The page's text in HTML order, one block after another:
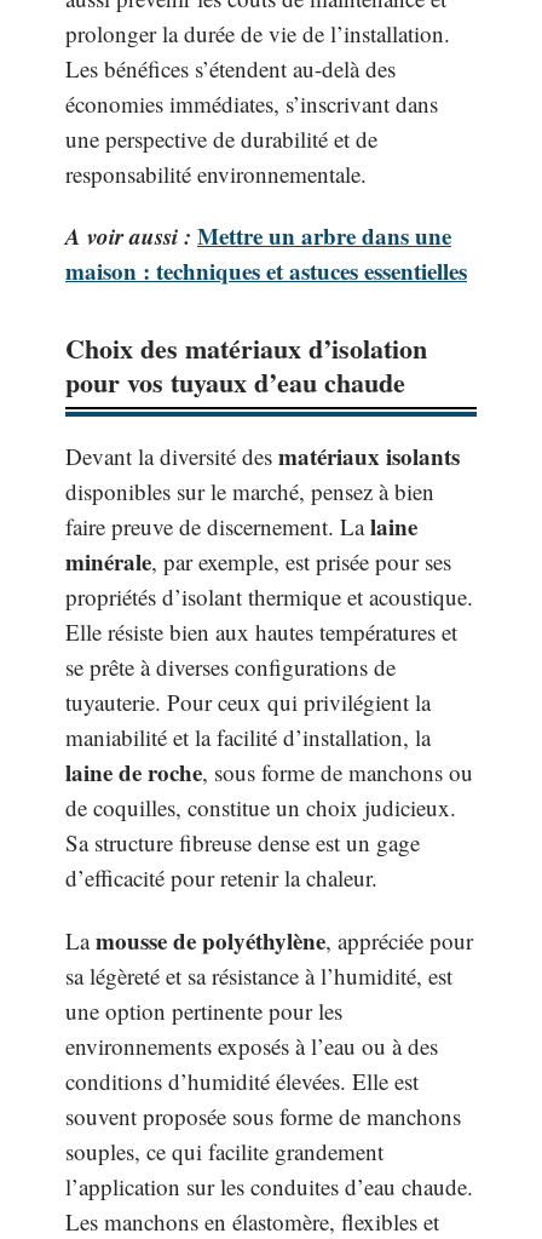
prolonger la durée de vie de l’installation.
Les bénéfices s’étendent au-delà des
économies immédiates, s’inscrivant dans
une perspective de durabilité et de
responsabilité environnementale.
A voir aussi : Mettre un arbre dans une
maison : techniques et astuces essentielles
Choix des matériaux d’isolation
pour vos tuyaux d’eau chaude
Devant la diversité des matériaux isolants
disponibles sur le marché, pensez à bien
faire preuve de discernement. Lalaine
minérale, par exemple, est prisée pour ses
propriétés d’isolant thermique et acoustique.
Elle résiste bien aux hautes températures et
se prête à diverses configurations de
tuyauterie. Pour ceux qui privilégient la
maniabilité et la facilité d’installation, la
laine de roche, sous forme de manchons ou
de coquilles, constitue un choix judicieux.
Sa structure fibreuse dense est un gage
d’efficacité pour retenir la chaleur.
Lamousse de polyéthylène, appréciée pour
sa légèreté et sa résistance à l’humidité, est
une option pertinente pour les
environnements exposés à l’eau ou à des
conditions d’humidité élevées. Elle est
souvent proposée sous forme de manchons
souples, ce qui facilite grandement
l’application sur les conduites d’eau chaude.
Les manchons en élastomère, flexibles et